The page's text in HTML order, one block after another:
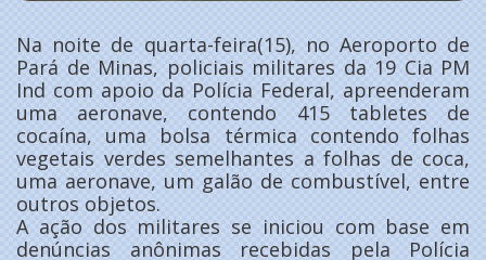
Na noite de quarta-feira(15), no Aeroporto de
Pará de Minas, policiais militares da 19 Cia PM
Ind com apoio da Polícia Federal, apreenderam
uma aeronave, contendo 415 tabletes de
cocaína, uma bolsa térmica contendo folhas
vegetais verdes semelhantes a folhas de coca,
uma aeronave, um galão de combustível, entre
outros objetos.
A ação dos militares se iniciou com base em
denúncias anônimas recebidas pela Polícia